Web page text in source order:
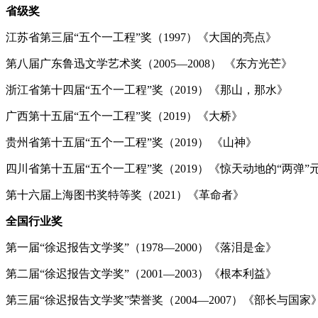
省级奖
江苏省第三届“五个一工程”奖（1997）《大国的亮点》
第八届广东鲁迅文学艺术奖（2005—2008） 《东方光芒》
浙江省第十四届“五个一工程”奖（2019）《那山，那水》
广西第十五届“五个一工程”奖（2019）《大桥》
贵州省第十五届“五个一工程”奖（2019） 《山神》
四川省第十五届“五个一工程”奖（2019）《惊天动地的“两弹”
第十六届上海图书奖特等奖（2021）《革命者》
全国行业奖
第一届“徐迟报告文学奖”（1978—2000）《落泪是金》
第二届“徐迟报告文学奖”（2001—2003）《根本利益》
第三届“徐迟报告文学奖”荣誉奖（2004—2007）《部长与国家》